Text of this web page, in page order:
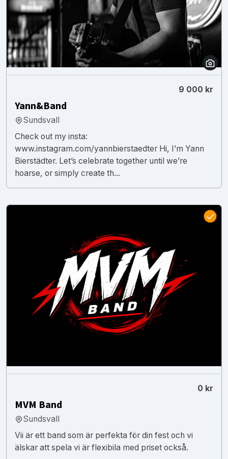
9 000 kr
Yann&Band
Sundsvall
Check out my insta:
www.instagram.com/yannbierstaedter Hi, I’m Yann
Bierstädter. Let’s celebrate together until we’re
hoarse, or simply create th...
0 kr
MVM Band
Sundsvall
Vii är ett band som är perfekta för din fest och vi
älskar att spela vi är flexibila med priset också.